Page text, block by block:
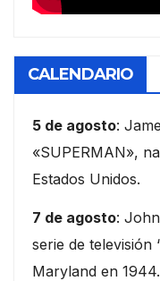
CALENDARIO
5 de agosto:
«SUPERMAN»,
Estados Unidos.
7 de agosto:
serie de televisión ‘
Maryland en 1944.